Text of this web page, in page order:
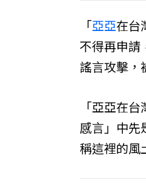
「亞亞在台
不得再申請
謠言攻擊，
「亞亞在
感言」中先
稱這裡的風